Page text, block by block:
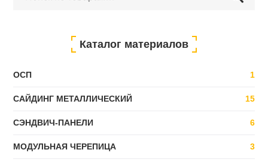
Каталог материалов
ОСП 1
САЙДИНГ МЕТАЛЛИЧЕСКИЙ 15
СЭНДВИЧ-ПАНЕЛИ 6
МОДУЛЬНАЯ ЧЕРЕПИЦА 3